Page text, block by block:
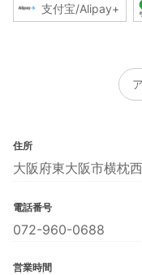
支付宝/Alipay+
住所
大阪府東大阪市横枕
電話番号
072-960-0688
営業時間